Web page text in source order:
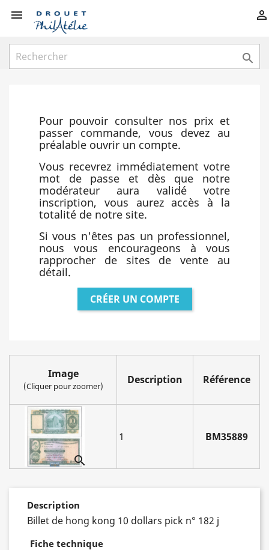
 

Pour pouvoir consulter nos prix et
passer commande, vous devez au
préalable ouvrir un compte.
Vous recevrez immédiatement votre
mot de passe et dès que notre
modérateur aura validé votre
inscription, vous aurez accès à la
totalité de notre site.
Si vous n'êtes pas un professionnel,
nous vous encourageons à vous
rapprocher de sites de vente au
détail.
CRÉER UN COMPTE
Image
(Cliquer pour zoomer) Description Référence

1 BM35889
Description
Billet de hong kong 10 dollars pick n° 182 j
Fiche technique